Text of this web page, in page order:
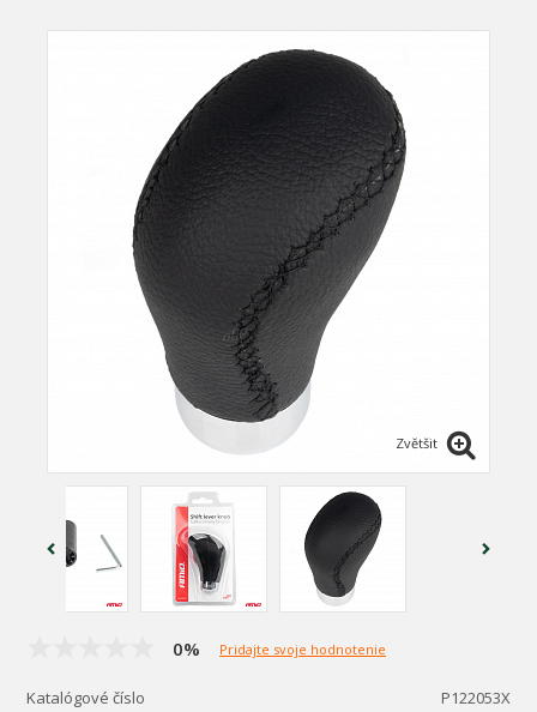
Zvětšit
0% Pridajte svoje hodnotenie
Katalógové číslo
P122053X